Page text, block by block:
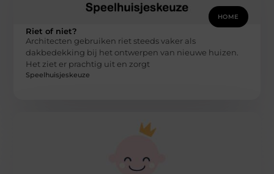
HOME
Riet of niet?
Architecten gebruiken riet steeds vaker als
dakbedekking bij het ontwerpen van nieuwe huizen.
Het ziet er prachtig uit en zorgt
Speelhuisjeskeuze